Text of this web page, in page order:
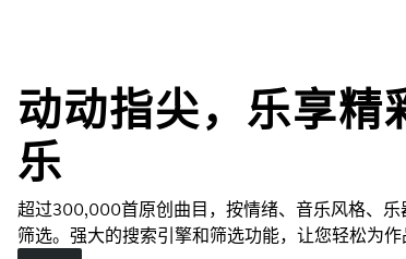
动动指尖，乐享精
乐
超过300,000首原创曲目，按情绪、音乐风格、乐
筛选。强大的搜索引擎和筛选功能，让您轻松为作